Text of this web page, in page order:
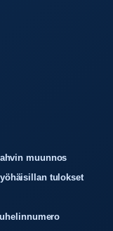
muunnos
tulokset